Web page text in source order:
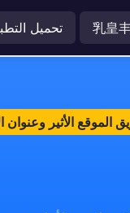
تحميل